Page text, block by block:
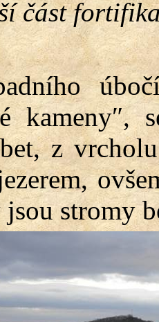
část
z
stromy